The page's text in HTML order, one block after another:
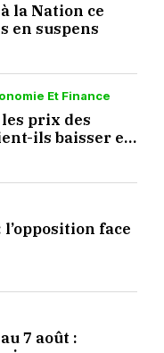
la Nation ce
en suspens
Et Finance
prix des
ils baisser en
l’opposition face
7 août :